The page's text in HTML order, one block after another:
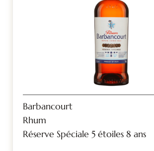
Barbancourt
Rhum
Réserve Spéciale 5 étoiles 8 ans